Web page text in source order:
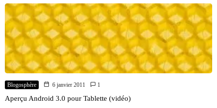
Blogosphère 6 janvier 2011 1
Aperçu Android 3.0 pour Tablette (vidéo)